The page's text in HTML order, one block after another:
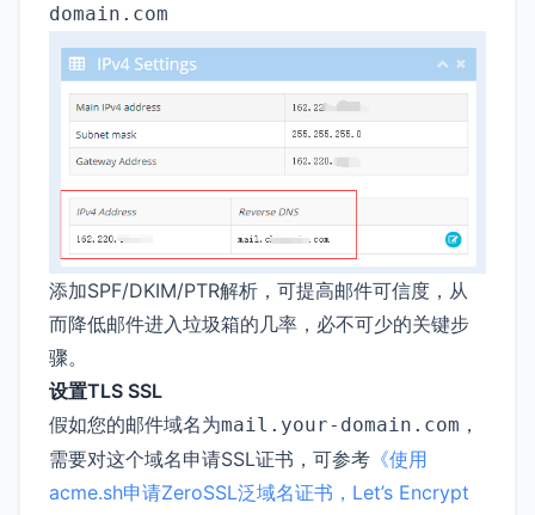
domain.com
添加SPF/DKIM/PTR解析，可提高邮件可信度，从
而降低邮件进入垃圾箱的几率，必不可少的关键步
骤。
设置TLS SSL
假如您的邮件域名为mail.your-domain.com ，
需要对这个域名申请SSL证书，可参考 《使用
acme.sh申请ZeroSSL泛域名证书，Let’s Encrypt